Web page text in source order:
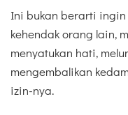
Ini bukan berarti
kehendak orang lain,
menyatukan hati,
mengembalikan
izin-nya.